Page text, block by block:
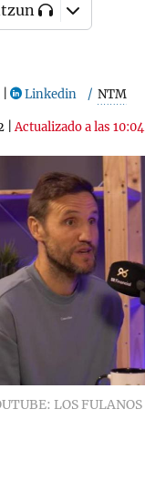
Linkedin NTM
|Actualizado a las 10:04
LOS FULANOS